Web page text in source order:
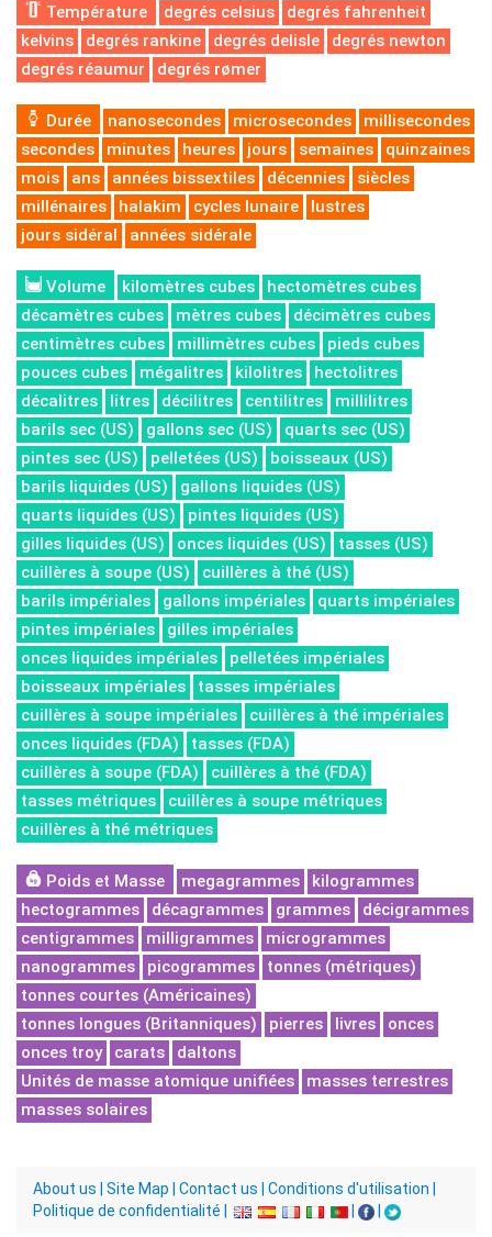
Température degrés celsius
degrés fahrenheit
kelvins
degrés rankine degrés delisle
degrés newton
degrés réaumur
degrés rømer
Durée nanosecondes microsecondes
millisecondes
secondes
minutes heures jours semaines
quinzaines
mois
ans années bissextiles décennies
siècles
millénaires
halakim cycles lunaire
lustres
jours sidéral
années sidérale
Volume kilomètres cubes
hectomètres cubes
décamètres cubes
mètres cubes
décimètres cubes
centimètres cubes
millimètres cubes
pieds cubes
pouces cubes
mégalitres kilolitres
hectolitres
décalitres
litres décilitres centilitres
millilitres
barils sec (US)
gallons sec (US)
quarts sec (US)
pintes sec (US)
pelletées (US)
boisseaux (US)
barils liquides (US)
gallons liquides (US)
quarts liquides (US)
pintes liquides (US)
gilles liquides (US)
onces liquides (US)
tasses (US)
cuillères à soupe (US)
cuillères à thé (US)
barils impériales
gallons impériales
quarts impériales
pintes impériales
gilles impériales
onces liquides impériales
pelletées impériales
boisseaux impériales
tasses impériales
cuillères à soupe impériales
cuillères à thé impériales
onces liquides (FDA)
tasses (FDA)
cuillères à soupe (FDA)
cuillères à thé (FDA)
tasses métriques
cuillères à soupe métriques
cuillères à thé métriques
Poids et Masse megagrammes
kilogrammes
hectogrammes
décagrammes grammes
décigrammes
centigrammes
milligrammes
microgrammes
nanogrammes
picogrammes
tonnes (métriques)
tonnes courtes (Américaines)
tonnes longues (Britanniques)
pierres livres
onces
onces troy
carats
daltons
Unités de masse atomique unifiées
masses terrestres
masses solaires
About us Site Map Contact us Conditions d'utilisation
Politique de confidentialité